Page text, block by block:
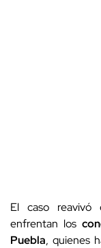
El caso
enfrentan los
Puebla, quienes